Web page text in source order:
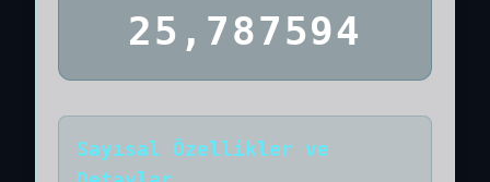
25,787594
Sayısal Özellikler ve